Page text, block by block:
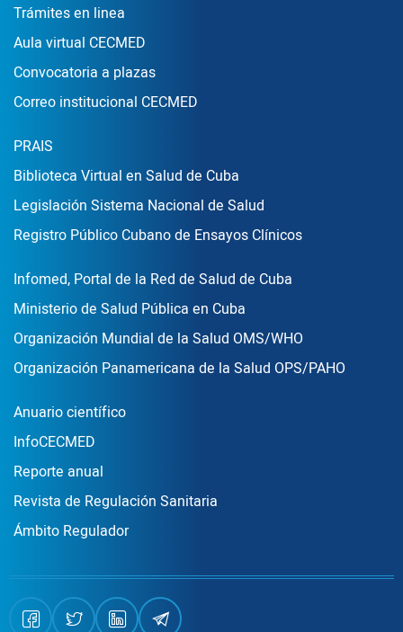
Enlace Footer1
Trámites en linea
Aula virtual CECMED
Convocatoria a plazas
Correo institucional CECMED
Enlace Footer2
PRAIS
Biblioteca Virtual en Salud de Cuba
Legislación Sistema Nacional de Salud
Registro Público Cubano de Ensayos Clínicos
Enlace Footer3
Infomed, Portal de la Red de Salud de Cuba
Ministerio de Salud Pública en Cuba
Organización Mundial de la Salud OMS/WHO
Organización Panamericana de la Salud OPS/PAHO
Publicaciones
Anuario científico
InfoCECMED
Reporte anual
Revista de Regulación Sanitaria
Ámbito Regulador